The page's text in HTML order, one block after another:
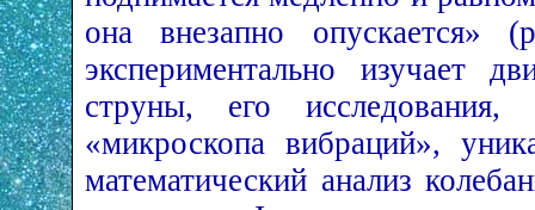
она внезапно опускается»
экспериментально изучает
струны, его
«микроскопа вибраций»,
математический анализ